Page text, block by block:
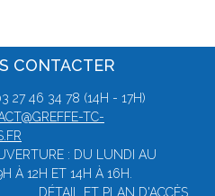
CONTACTER
27 46 34 78 (14H - 17H)
TC-
: DU LUNDI AU
À 12H ET 14H À 16H.
DÉTAIL ET PLAN D'ACCÈS